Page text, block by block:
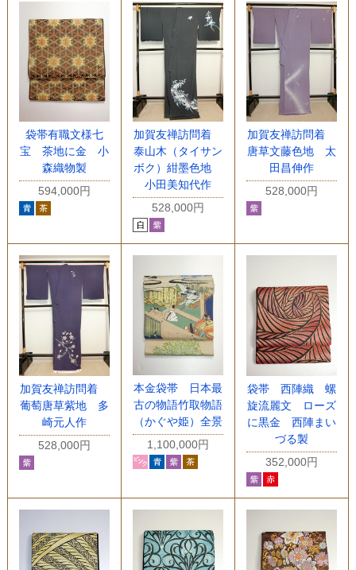
袋帯有職文様七
宝 茶地に金 小
森織物製
594,000円
加賀友禅訪問着
泰山木（タイサン
ボク）紺墨色地
小田美知代作
528,000円
加賀友禅訪問着
唐草文藤色地 太
田昌伸作
528,000円
加賀友禅訪問着
葡萄唐草紫地 多
崎元人作
528,000円
本金袋帯 日本最
古の物語竹取物語
（かぐや姫）全景
1,100,000円
袋帯 西陣織 螺
旋流麗文 ローズ
に黒金 西陣まい
づる製
352,000円